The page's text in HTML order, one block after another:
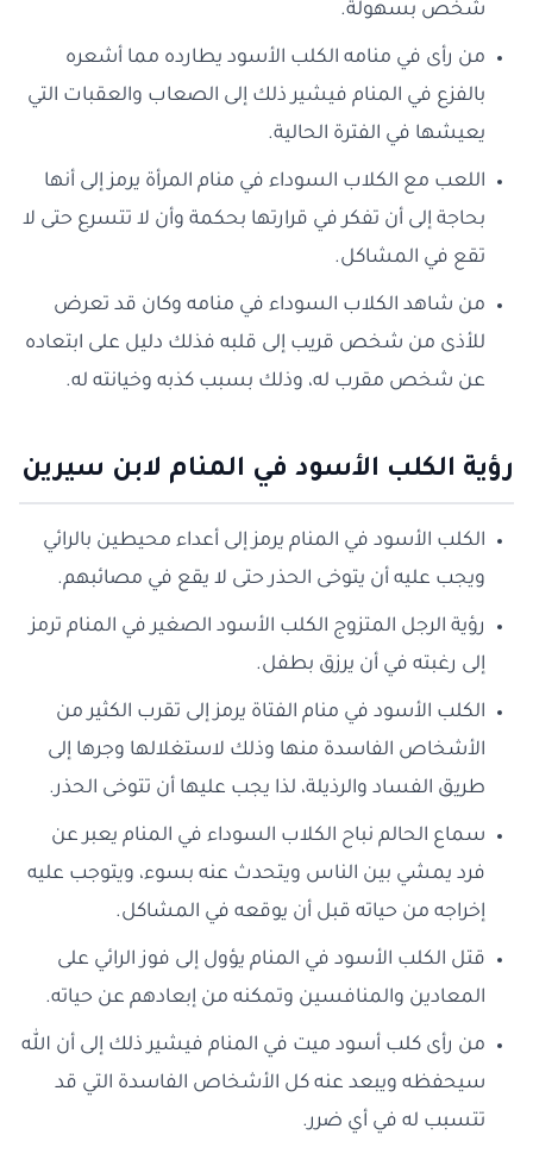
شخص بسهولة.
من رأى في منامه الكلب الأسود يطارده مما أشعره
بالفزع في المنام فيشير ذلك إلى الصعاب والعقبات التي
يعيشها في الفترة الحالية.
اللعب مع الكلاب السوداء في منام المرأة يرمز إلى أنها
بحاجة إلى أن تفكر في قرارتها بحكمة وأن لا تتسرع حتى لا
تقع في المشاكل.
من شاهد الكلاب السوداء في منامه وكان قد تعرض
للأذى من شخص قريب إلى قلبه فذلك دليل على ابتعاده
عن شخص مقرب له، وذلك بسبب كذبه وخيانته له.
رؤية الكلب الأسود في المنام لابن سيرين
الكلب الأسود في المنام يرمز إلى أعداء محيطين بالرائي
ويجب عليه أن يتوخى الحذر حتى لا يقع في مصائبهم.
رؤية الرجل المتزوج الكلب الأسود الصغير في المنام ترمز
إلى رغبته في أن يرزق بطفل.
الكلب الأسود في منام الفتاة يرمز إلى تقرب الكثير من
الأشخاص الفاسدة منها وذلك لاستغلالها وجرها إلى
طريق الفساد والرذيلة، لذا يجب عليها أن تتوخى الحذر.
سماع الحالم نباح الكلاب السوداء في المنام يعبر عن
فرد يمشي بين الناس ويتحدث عنه بسوء، ويتوجب عليه
إخراجه من حياته قبل أن يوقعه في المشاكل.
قتل الكلب الأسود في المنام يؤول إلى فوز الرائي على
المعادين والمنافسين وتمكنه من إبعادهم عن حياته.
من رأى كلب أسود ميت في المنام فيشير ذلك إلى أن الله
سيحفظه ويبعد عنه كل الأشخاص الفاسدة التي قد
تتسبب له في أي ضرر.